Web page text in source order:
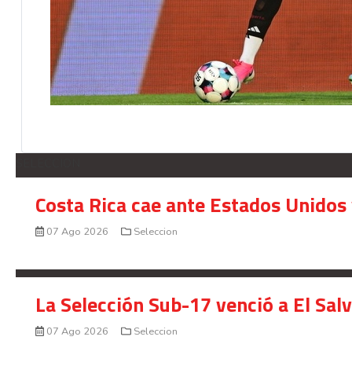
Costa Rica cae ante Estados
07 Ago 2026 Seleccion
La Selección Sub-17 venció a El
07 Ago 2026 Seleccion